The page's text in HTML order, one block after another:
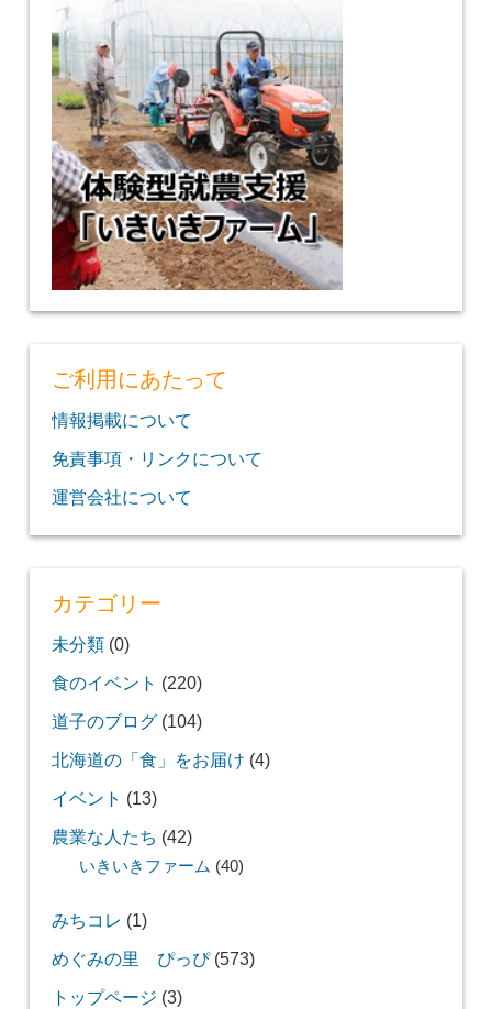
ご利用にあたって
情報掲載について
免責事項・リンクについて
運営会社について
カテゴリー
未分類(0)
食のイベント (220)
道子のブログ(104)
北海道の「食」をお届け (4)
イベント (13)
農業な人たち (42)
いきいきファーム (40)
みちコレ (1)
めぐみの里 ぴっぴ(573)
トップページ (3)